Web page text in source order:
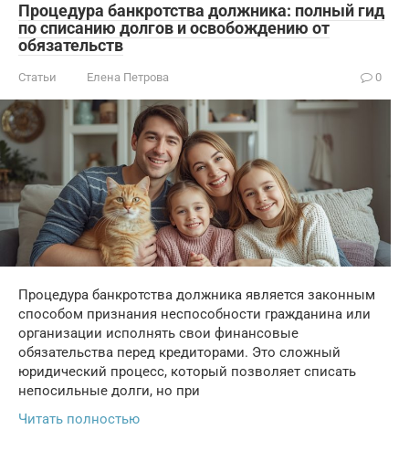
Процедура банкротства должника: полный гид
по списанию долгов и освобождению от
обязательств
Статьи Елена Петрова 0
Процедура банкротства должника является законным
способом признания неспособности гражданина или
организации исполнять свои финансовые
обязательства перед кредиторами. Это сложный
юридический процесс, который позволяет списать
непосильные долги, но при
Читать полностью